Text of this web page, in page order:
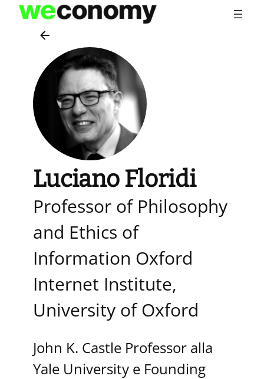
Vai
Luciano Floridi
Professor of Philosophy
and Ethics of
Information Oxford
Internet Institute,
University of Oxford
John K. Castle Professor alla
Yale University e Founding